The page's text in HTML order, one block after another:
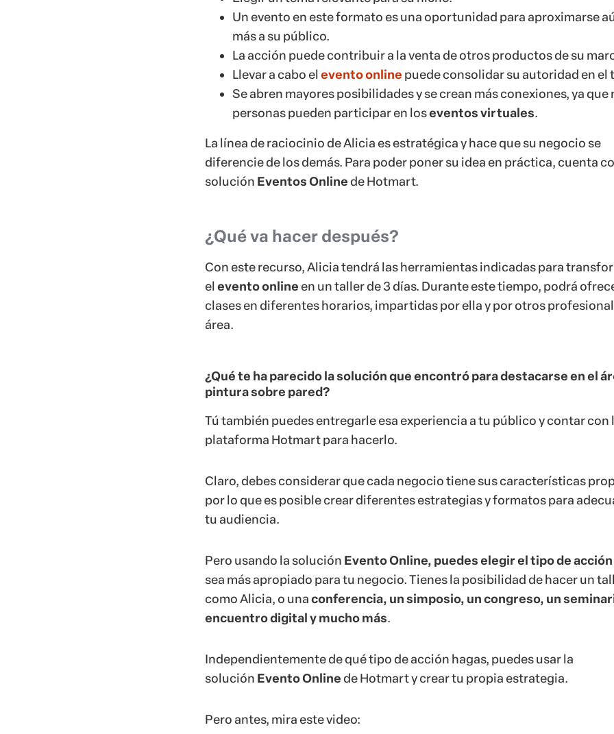
soluciónEventos Onlinede Hotmart.
¿Qué va hacer después?
Con este recurso, Alicia tendrá las herramientas indicadas para
clases en diferentes horarios, impartidas por ella y por otros
área.
pintura sobre pared?
Tú también puedes entregarle esa experiencia a tu público y contar con la
plataforma Hotmart para hacerlo.
Claro, debes considerar que cada negocio tiene sus características
Pero usando la solución
sea más apropiado para tu negocio. Tienes la posibilidad de hacer un
como Alicia, o unaconferencia, un simposio, un congreso, un
Independientemente de qué tipo de acción hagas, puedes usar la
soluciónEvento Online
Pero antes, mira este video: